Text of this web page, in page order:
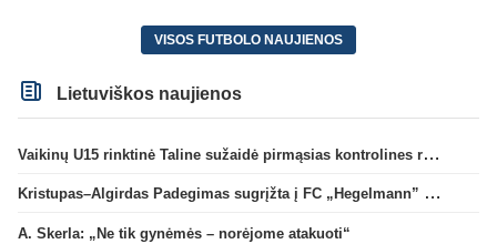
VISOS FUTBOLO NAUJIENOS
Lietuviškos naujienos
Vaikinų U15 rinktinė Taline sužaidė pirmąsias kontrolines rungtynes
Kristupas–Algirdas Padegimas sugrįžta į FC „Hegelmann” B sudėtį
A. Skerla: „Ne tik gynėmės – norėjome atakuoti“